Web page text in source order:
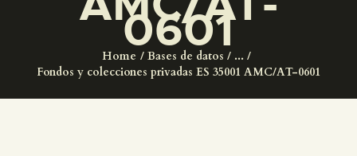
0601
Home Bases de datos
...
Fondos y colecciones privadas ES 35001 AMC/AT-0601
EL MUSEO